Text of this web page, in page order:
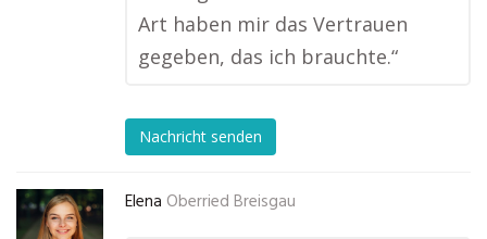
Art haben mir das Vertrauen
gegeben, das ich brauchte.“
Nachricht senden
Elena Oberried Breisgau